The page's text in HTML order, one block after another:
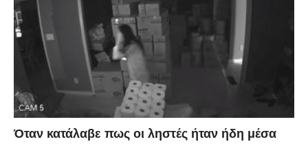
Όταν κατάλαβε πως οι ληστές ήταν ήδη μέσα